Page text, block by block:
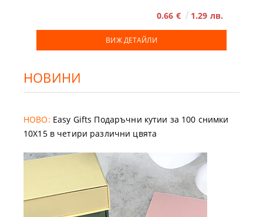
0.66 € 1.29 лв.
ВИЖ ДЕТАЙЛИ
НОВИНИ
НОВО: Easy Gifts Подаръчни кутии за 100 снимки
10X15 в четири различни цвята